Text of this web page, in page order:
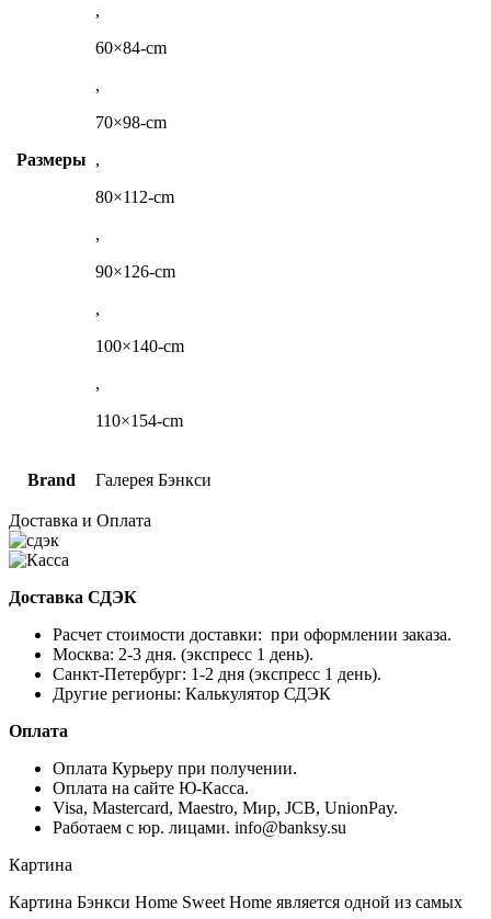
Размеры
,
60×84-cm
,
70×98-cm
,
80×112-cm
,
90×126-cm
,
100×140-cm
,
110×154-cm
Brand Галерея Бэнкси
Доставка и Оплата
Доставка СДЭК
Расчет стоимости доставки: при оформлении заказа.
Москва: 2-3 дня. (экспресс 1 день).
Санкт-Петербург: 1-2 дня (экспресс 1 день).
Другие регионы: Калькулятор СДЭК
Оплата
Оплата Курьеру при получении.
Оплата на сайте Ю-Касса.
Visa, Mastercard, Maestro, Мир, JCB, UnionPay.
Работаем с юр. лицами. info@banksy.su
Картина
Картина Бэнкси Home Sweet Home является одной из самых